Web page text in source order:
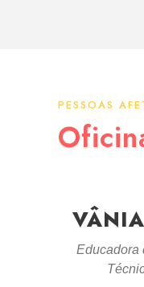
PESSOAS
Educadora